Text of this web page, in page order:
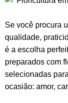
Se você procura
qualidade,
é a escolha
preparados com
selecionadas
ocasião: amor,